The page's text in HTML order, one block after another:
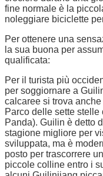
fine normale è la
noleggiare biciclette
Per ottenere una
la sua buona per
qualificata:
Per il turista più
per soggiornare a
calcaree si trova
Parco delle sette
Panda). Guilin è detto
stagione migliore per
sviluppata, ma è
posto per trascorrere
piccole colline entro i